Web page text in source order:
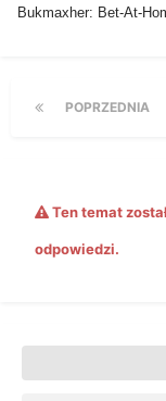
Bukmaxher: Bet-At-
POPRZEDNIA
Ten temat
odpowiedzi.